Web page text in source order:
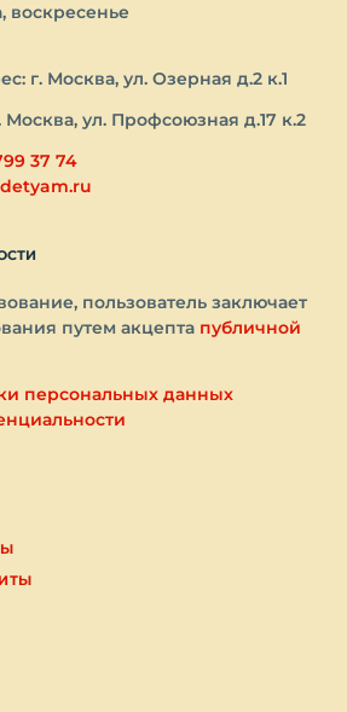
воскресенье
г. Москва, ул. Озерная д.2 к.1
ул. Профсоюзная д.17 к.2
37 74
пользователь заключает
путем акцепта публичной
персональных данных